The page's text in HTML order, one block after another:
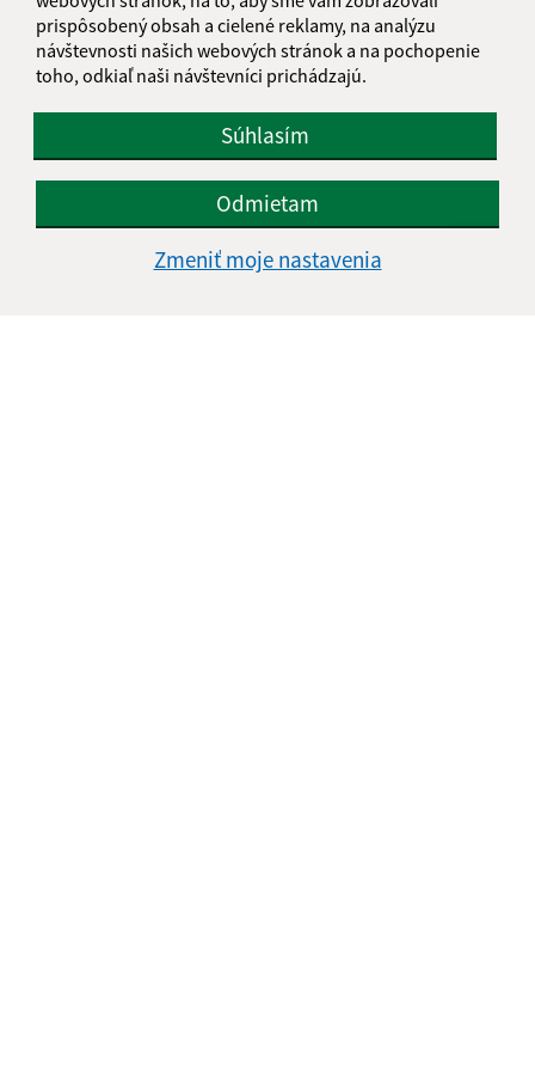
prispôsobený obsah a cielené reklamy, na analýzu
návštevnosti našich webových stránok a na pochopenie
toho, odkiaľ naši návštevníci prichádzajú.
Súhlasím
Odmietam
Zmeniť moje nastavenia
IČO: 00320323